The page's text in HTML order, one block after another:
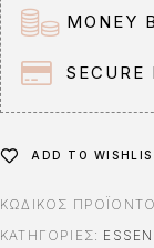
v
e
:
MONEY
SECURE
ADD TO
ΚΩΔΙΚΌΣ
ΚΑΤΗΓΟΡΊΕΣ: